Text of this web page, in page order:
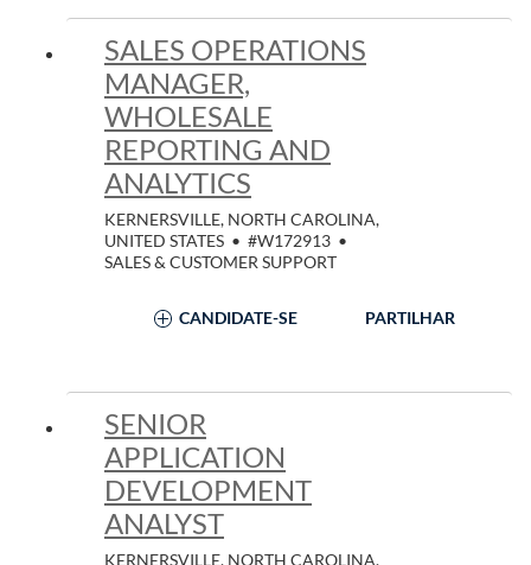
SALES OPERATIONS
MANAGER,
WHOLESALE
REPORTING AND
ANALYTICS
KERNERSVILLE, NORTH CAROLINA,
UNITED STATES • #W172913 •
SALES & CUSTOMER SUPPORT
CANDIDATE-SE PARTILHAR
SENIOR
APPLICATION
DEVELOPMENT
ANALYST
KERNERSVILLE, NORTH CAROLINA,